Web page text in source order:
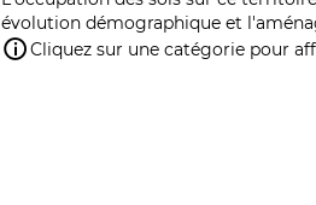
évolution démographique et
Cliquez sur une catégorie pour